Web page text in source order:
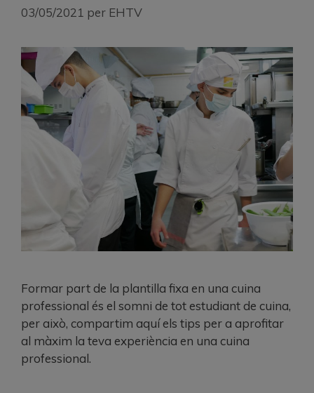
03/05/2021 per EHTV
Formar part de la plantilla fixa en una cuina
professional és el somni de tot estudiant de cuina,
per això, compartim aquí els tips per a aprofitar
al màxim la teva experiència en una cuina
professional.